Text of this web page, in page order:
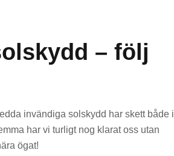
– följ
invändiga solskydd har skett både i
har vi turligt nog klarat oss utan
ögat!